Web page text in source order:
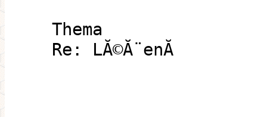
Thema
Re: LĂ©Ă¨enĂ­